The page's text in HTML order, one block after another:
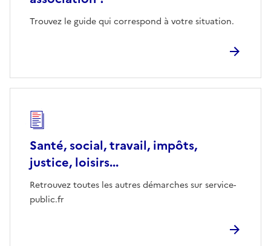
Trouvez le guide qui correspond à votre situation.
Santé, social, travail, impôts,
justice, loisirs...
Retrouvez toutes les autres démarches sur service-
public.fr